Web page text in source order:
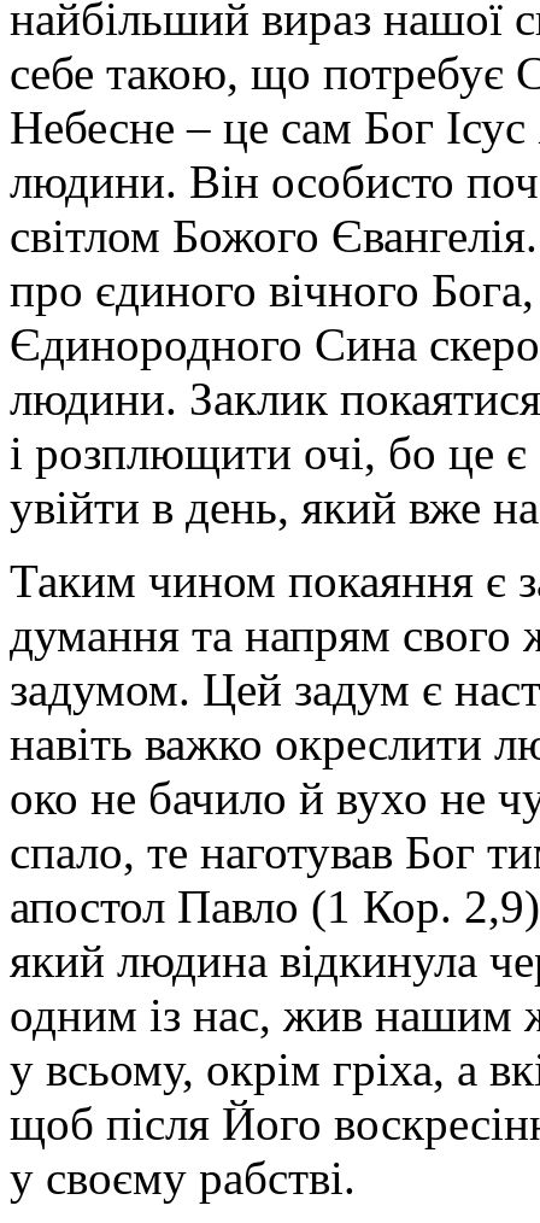
найбільший вираз нашої
себе такою, що потребує
Небесне – це сам Бог
людини. Він особисто
світлом Божого
про єдиного вічного
Єдинородного Сина
людини. Заклик
і розплющити очі, бо це
увійти в день, який вже
Таким чином покаяння є
думання та напрям свого
задумом. Цей задум є
навіть важко окреслити
око не бачило й вухо не
спало, те наготував Бог
апостол Павло (1 Кор.
який людина відкинула
одним із нас, жив нашим
у всьому, окрім гріха, а
щоб після Його
у своєму рабстві.